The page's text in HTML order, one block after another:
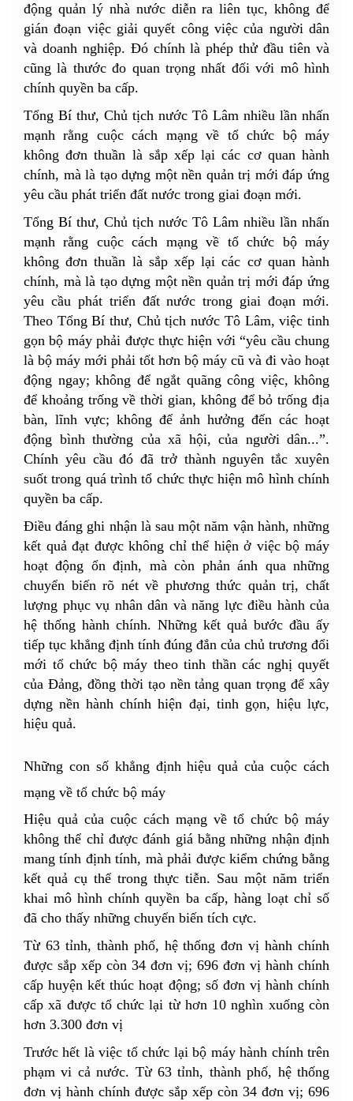
động quản lý nhà nước diễn ra liên tục, không để
gián đoạn việc giải quyết công việc của người dân
và doanh nghiệp. Đó chính là phép thử đầu tiên và
cũng là thước đo quan trọng nhất đối với mô hình
chính quyền ba cấp.
Tổng Bí thư, Chủ tịch nước Tô Lâm nhiều lần nhấn
mạnh rằng cuộc cách mạng về tổ chức bộ máy
không đơn thuần là sắp xếp lại các cơ quan hành
chính, mà là tạo dựng một nền quản trị mới đáp ứng
yêu cầu phát triển đất nước trong giai đoạn mới.
Tổng Bí thư, Chủ tịch nước Tô Lâm nhiều lần nhấn
mạnh rằng cuộc cách mạng về tổ chức bộ máy
không đơn thuần là sắp xếp lại các cơ quan hành
chính, mà là tạo dựng một nền quản trị mới đáp ứng
yêu cầu phát triển đất nước trong giai đoạn mới.
Theo Tổng Bí thư, Chủ tịch nước Tô Lâm, việc tinh
gọn bộ máy phải được thực hiện với “yêu cầu chung
là bộ máy mới phải tốt hơn bộ máy cũ và đi vào hoạt
động ngay; không để ngắt quãng công việc, không
để khoảng trống về thời gian, không để bỏ trống địa
bàn, lĩnh vực; không để ảnh hưởng đến các hoạt
động bình thường của xã hội, của người dân...”.
Chính yêu cầu đó đã trở thành nguyên tắc xuyên
suốt trong quá trình tổ chức thực hiện mô hình chính
quyền ba cấp.
Điều đáng ghi nhận là sau một năm vận hành, những
kết quả đạt được không chỉ thể hiện ở việc bộ máy
hoạt động ổn định, mà còn phản ánh qua những
chuyển biến rõ nét về phương thức quản trị, chất
lượng phục vụ nhân dân và năng lực điều hành của
hệ thống hành chính. Những kết quả bước đầu ấy
tiếp tục khẳng định tính đúng đắn của chủ trương đổi
mới tổ chức bộ máy theo tinh thần các nghị quyết
của Đảng, đồng thời tạo nền tảng quan trọng để xây
dựng nền hành chính hiện đại, tinh gọn, hiệu lực,
hiệu quả.
Những con số khẳng định hiệu quả của cuộc cách
mạng về tổ chức bộ máy
Hiệu quả của cuộc cách mạng về tổ chức bộ máy
không thể chỉ được đánh giá bằng những nhận định
mang tính định tính, mà phải được kiểm chứng bằng
kết quả cụ thể trong thực tiễn. Sau một năm triển
khai mô hình chính quyền ba cấp, hàng loạt chỉ số
đã cho thấy những chuyển biến tích cực.
Từ 63 tỉnh, thành phố, hệ thống đơn vị hành chính
được sắp xếp còn 34 đơn vị; 696 đơn vị hành chính
cấp huyện kết thúc hoạt động; số đơn vị hành chính
cấp xã được tổ chức lại từ hơn 10 nghìn xuống còn
hơn 3.300 đơn vị
Trước hết là việc tổ chức lại bộ máy hành chính trên
phạm vi cả nước. Từ 63 tỉnh, thành phố, hệ thống
đơn vị hành chính được sắp xếp còn 34 đơn vị; 696